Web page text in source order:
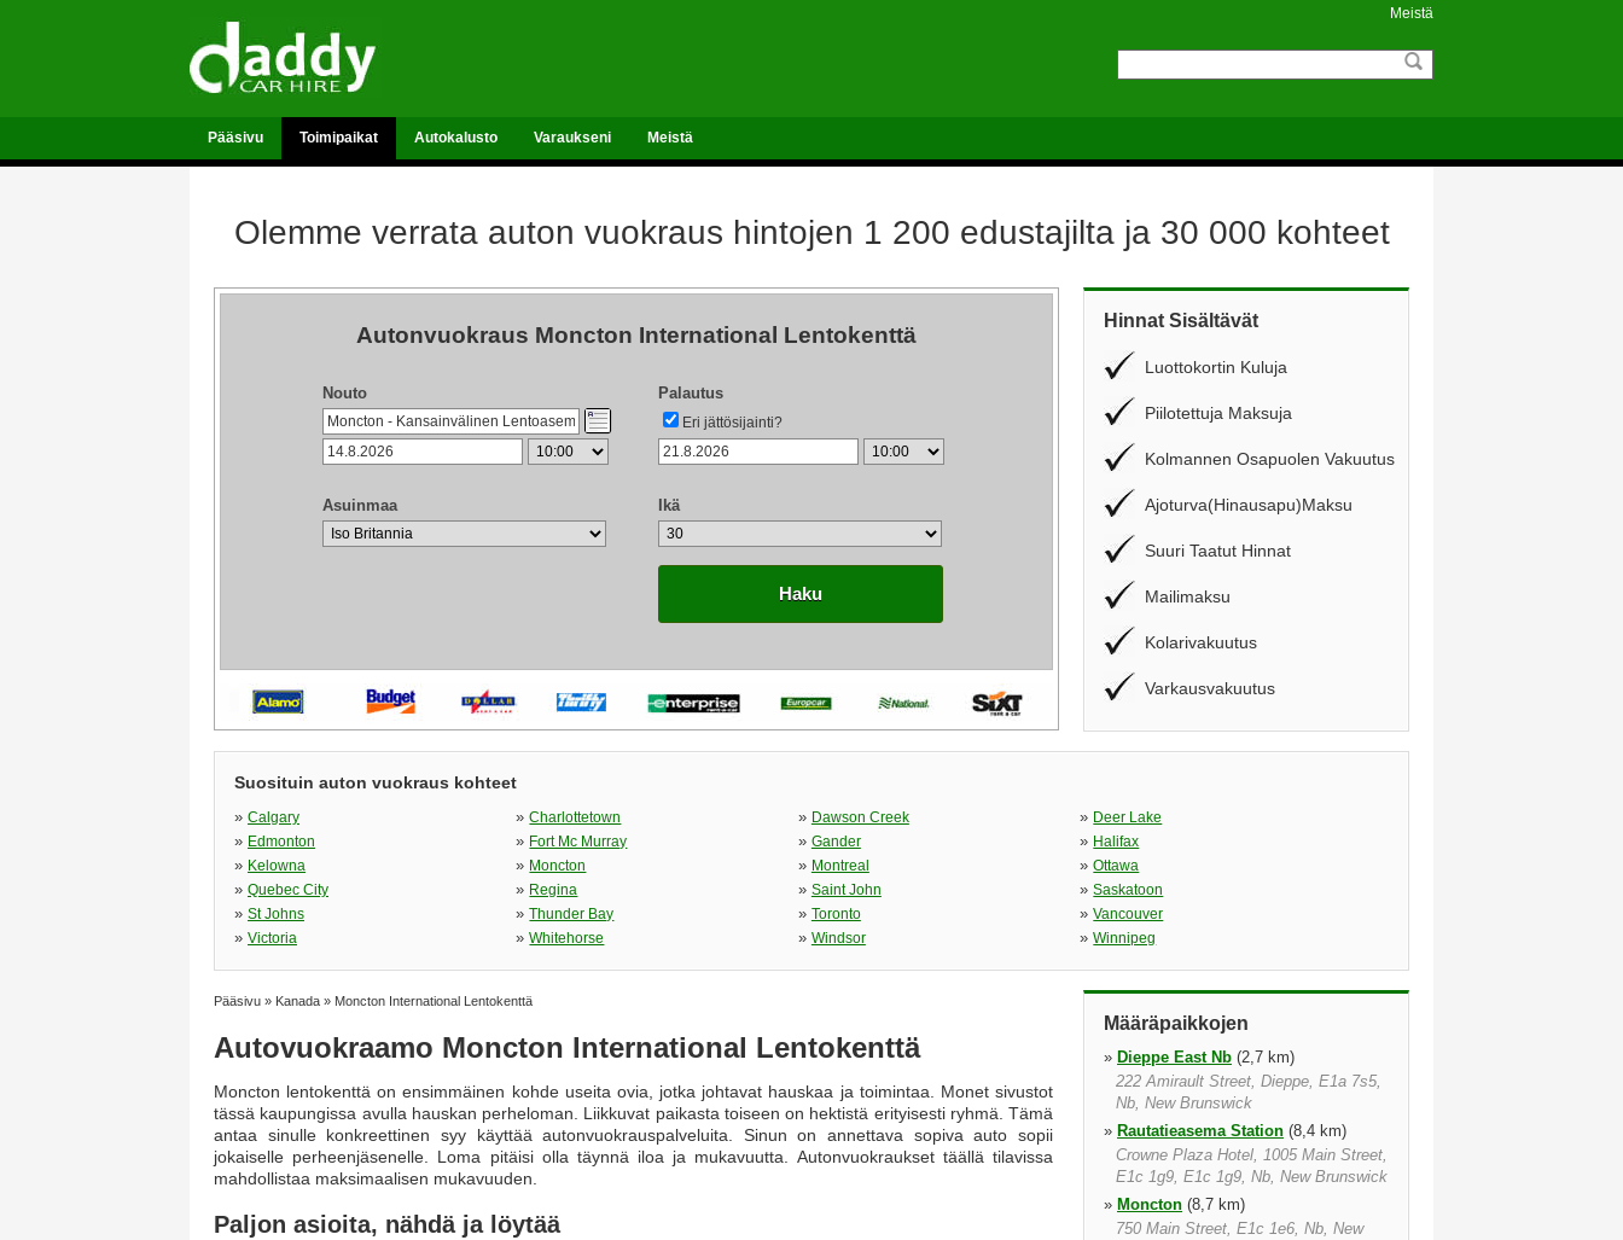
Meistä
Pääsivu Toimipaikat Autokalusto Varaukseni Meistä
Olemme verrata auton vuokraus hintojen 1 200 edustajilta ja 30 000 kohteet
Autonvuokraus Moncton International Lentokenttä
Nouto Palautus
Eri jättösijainti?
Asuinmaa Ikä
Haku
Hinnat Sisältävät
Luottokortin Kuluja
Piilotettuja Maksuja
Kolmannen Osapuolen Vakuutus
Ajoturva(Hinausapu)Maksu
Suuri Taatut Hinnat
Mailimaksu
Kolarivakuutus
Varkausvakuutus
Suosituin auton vuokraus kohteet
» Calgary »Charlottetown » Dawson Creek » Deer Lake
» Edmonton » Fort Mc Murray » Gander » Halifax
» Kelowna » Moncton » Montreal »Ottawa
» Quebec City » Regina » Saint John »Saskatoon
» St Johns »Thunder Bay » Toronto »Vancouver
» Victoria »Whitehorse » Windsor »Winnipeg
Pääsivu » Kanada » Moncton International Lentokenttä
Autovuokraamo Moncton International Lentokenttä
Moncton lentokenttä on ensimmäinen kohde useita ovia, jotka johtavat hauskaa ja toimintaa. Monet sivustot
tässä kaupungissa avulla hauskan perheloman. Liikkuvat paikasta toiseen on hektistä erityisesti ryhmä. Tämä
antaa sinulle konkreettinen syy käyttää autonvuokrauspalveluita. Sinun on annettava sopiva auto sopii
jokaiselle perheenjäsenelle. Loma pitäisi olla täynnä iloa ja mukavuutta. Autonvuokraukset täällä tilavissa
mahdollistaa maksimaalisen mukavuuden.
Paljon asioita, nähdä ja löytää
Määräpaikkojen
» Dieppe East Nb (2,7 km)
222 Amirault Street, Dieppe, E1a 7s5,
Nb, New Brunswick
» Rautatieasema Station (8,4 km)
Crowne Plaza Hotel, 1005 Main Street,
E1c 1g9, E1c 1g9, Nb, New Brunswick
» Moncton (8,7 km)
750 Main Street, E1c 1e6, Nb, New